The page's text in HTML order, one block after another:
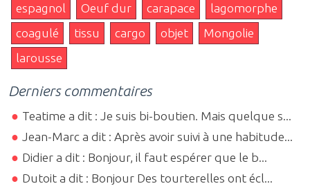
espagnol
Oeuf dur carapace
lagomorphe
coagulé
tissu cargo objet
Mongolie
larousse
Derniers commentaires
Teatime a dit : Je suis bi-boutien. Mais quelque s...
Jean-Marc a dit : Après avoir suivi à une habitude...
Didier a dit : Bonjour, il faut espérer que le b...
Dutoit a dit : Bonjour Des tourterelles ont écl...